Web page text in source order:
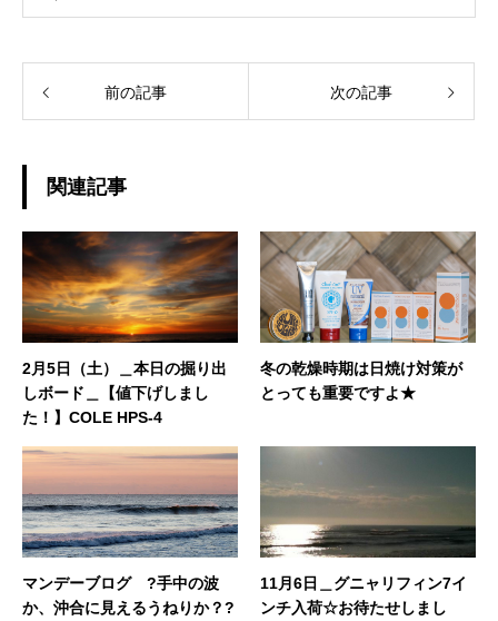
前の記事 次の記事
関連記事
2月5日（土）＿本日の掘り出
しボード＿【値下げしまし
た！】COLE HPS-4
冬の乾燥時期は日焼け対策が
とっても重要ですよ★
マンデーブログ ?手中の波
か、沖合に見えるうねりか？?
11月6日＿グニャリフィン7イ
ンチ入荷☆お待たせしまし